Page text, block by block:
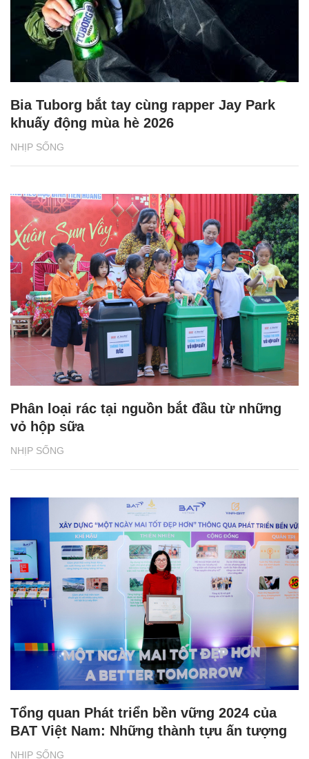
NHỊP SỐNG
Bia Tuborg bắt tay cùng rapper Jay Park
khuấy động mùa hè 2026
NHỊP SỐNG
Phân loại rác tại nguồn bắt đầu từ những
vỏ hộp sữa
NHỊP SỐNG
Tổng quan Phát triển bền vững 2024 của
BAT Việt Nam: Những thành tựu ấn tượng